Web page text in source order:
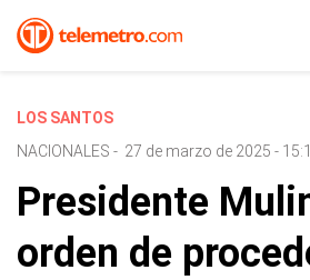
LOS SANTOS
NACIONALES - 27 de marzo de 2025 -
Presidente
orden de